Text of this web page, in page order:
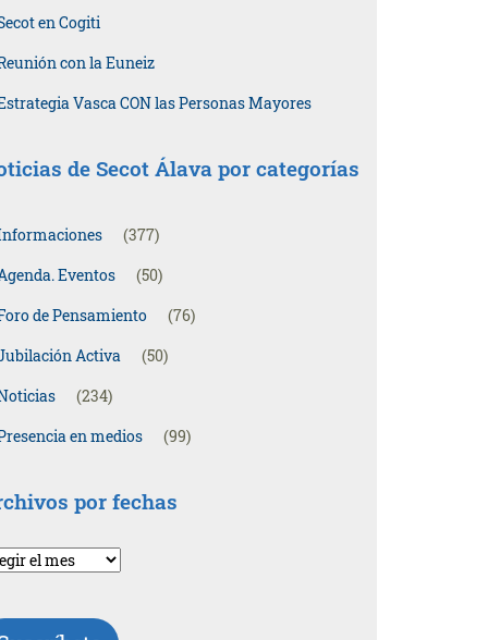
en Cogiti
con la Euneiz
Vasca CON las Personas Mayores
de Secot Álava por categorías
(377)
Eventos
(50)
de Pensamiento
(76)
Activa
(50)
(234)
en medios
(99)
por fechas